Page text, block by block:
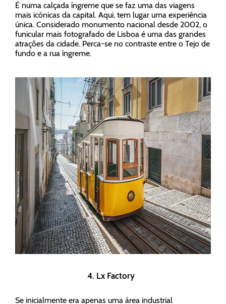
É numa calçada íngreme que se faz uma das viagens
mais icónicas da capital. Aqui, tem lugar uma experiência
única. Considerado monumento nacional desde 2002, o
funicular mais fotografado de Lisboa é uma das grandes
atrações da cidade. Perca-se no contraste entre o Tejo de
fundo e a rua íngreme.
4. Lx Factory
Se inicialmente era apenas uma área industrial